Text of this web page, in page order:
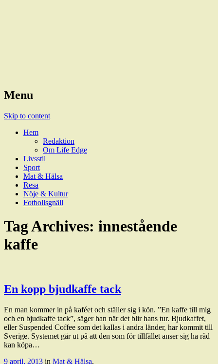
Menu
Skip to content
Hem
Redaktion
Om Life Edge
Livsstil
Sport
Mat & Hälsa
Resa
Nöje & Kultur
Fotbollsgnäll
Tag Archives: innestående
kaffe
En kopp bjudkaffe tack
En man kommer in på kaféet och ställer sig i kön. ”En kaffe till mig
och en bjudkaffe tack”, säger han när det blir hans tur. Bjudkaffet,
eller Suspended Coffee som det kallas i andra länder, har kommit till
Sverige. Systemet går ut på att den som för tillfället anser sig ha råd
kan köpa…
9 april, 2013 in Mat & Hälsa.